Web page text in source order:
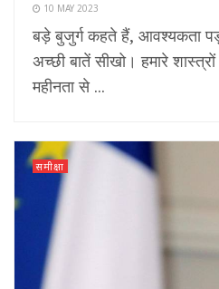
10 MAY 2023
बड़े बुजुर्ग कहते हैं, आवश्यकता
अच्छी बातें सीखो। हमारे
महीनता से ...
समीक्षा